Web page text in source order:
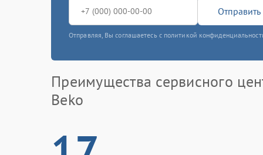
Отправить
Отправляя, Вы соглашаетесь с политикой
Преимущества сервисного
Beko